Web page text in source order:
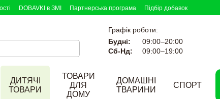
DOBAVKI в ЗМІ Партнерська програма Підбір добавок
Графік роботи:
Будні:
09:00–20:00
Сб-Нд:
09:00–19:00
ДИТЯЧІ
ТОВАРИ
ТОВАРИ
ДЛЯ
ДОМУ
ДОМАШНІ
ТВАРИНИ
СПОРТ